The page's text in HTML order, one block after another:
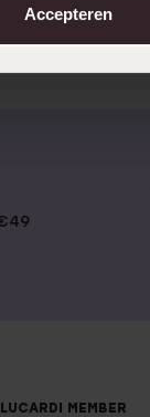
Accepteren
LUCARDI MEMBER